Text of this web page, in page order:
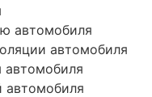
автомобиля
автомобиля
автомобиля